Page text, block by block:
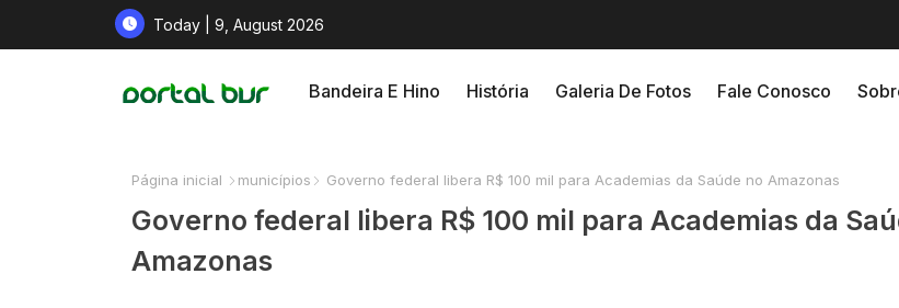
Today | 9, August 2026
Bandeira E Hino História Galeria De Fotos Fale Conosco
Página inicial municípios Governo federal libera R$ 100 mil para Academias da Saúde no Amazonas
Governo federal libera R$ 100 mil para Academias da
Amazonas